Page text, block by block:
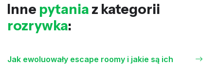
Inne pytania z kategorii
rozrywka:
Jak ewoluowały escape roomy i jakie są ich